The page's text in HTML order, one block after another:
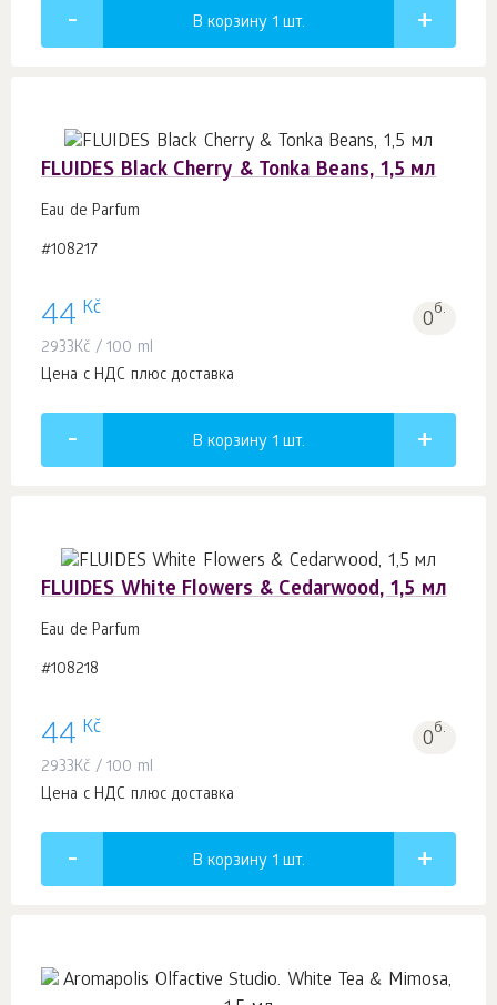
В корзину 1 шт.
FLUIDES Black Cherry & Tonka Beans, 1,5 мл
Eau de Parfum
#108217
44 Kč 0б.
2933Kč / 100 ml
Цена с НДС плюс доставка
В корзину 1 шт.
FLUIDES White Flowers & Cedarwood, 1,5 мл
Eau de Parfum
#108218
44 Kč 0б.
2933Kč / 100 ml
Цена с НДС плюс доставка
В корзину 1 шт.